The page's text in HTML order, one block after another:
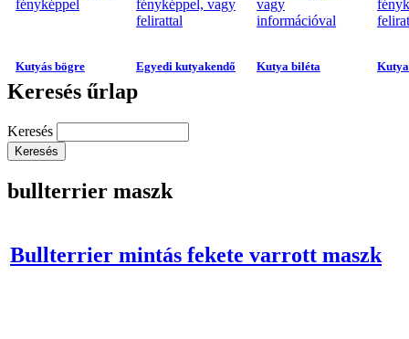
Kutyás bögre Egyedi kutyakendő Kutya biléta
Keresés űrlap
Keresés
bullterrier maszk
Bullterrier mintás fekete varrott maszk